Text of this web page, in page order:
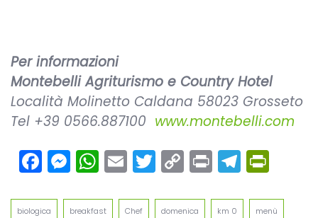
Per informazioni
Montebelli Agriturismo e Country Hotel
Località Molinetto Caldana 58023 Grosseto
Tel +39 0566.887100 www.montebelli.com
Facebook
Messenger
WhatsApp
EmailTwitter
Copy
Link
Print
biologica breakfast Chef domenica km 0 menù